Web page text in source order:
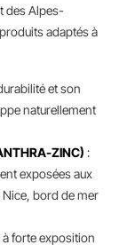
des Alpes-
adaptés à
et son
naturellement
ZINC) :
exposées aux
bord de mer
forte exposition